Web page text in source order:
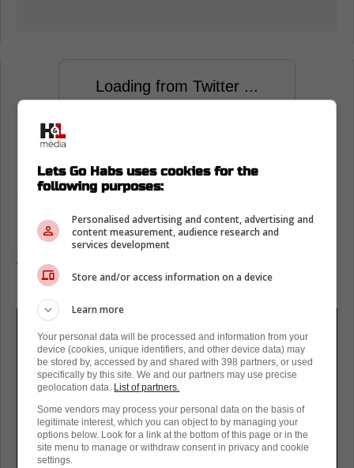
Loading from Twitter ...
Elliotte Friedman dévoile que tout le
monde dans le milieu croit qu'il
deviendra un gros coup du Canadien
Le réputé Elliotte Friedman l'a d'ailleurs dit
sans détour : « je ne connais personne qui ne
voit pas Zharovsky comme un grand coup. »
Et il n'est pas le seul.
Lets Go Habs uses cookies for the
following purposes:
Personalised advertising and content, advertising and
content measurement, audience research and
services development
Store and/or access information on a device
Learn more
Your personal data will be processed and information from your
device (cookies, unique identifiers, and other device data) may
be stored by, accessed by and shared with 398 partners, or used
specifically by this site. We and our partners may use precise
geolocation data. List of partners.
Some vendors may process your personal data on the basis of
legitimate interest, which you can object to by managing your
options below. Look for a link at the bottom of this page or in the
site menu to manage or withdraw consent in privacy and cookie
settings.